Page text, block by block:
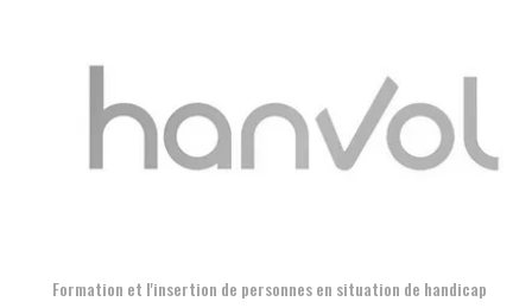
Formation et l'insertion de personnes en situation de handicap